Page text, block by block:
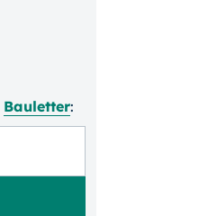
Bauletter: